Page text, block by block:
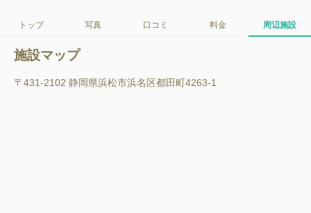
トップ 写真 口コミ 料金 周辺施設
施設マップ
〒431-2102 静岡県浜松市浜名区都田町4263-1